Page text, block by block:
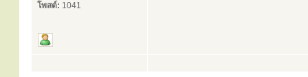
โพสต์: 1041